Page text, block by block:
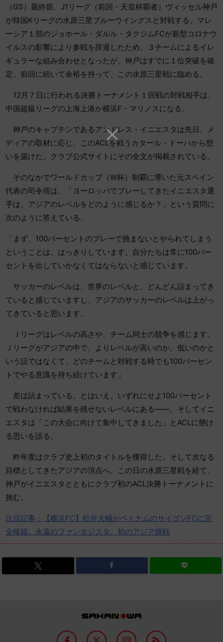
（GS）最終節、J1リーグ（前回・天皇杯覇者）ヴィッセル神戸
が韓国Kリーグの水原三星ブルーウイングスと対戦する。マレ
ーシア１部のジョホール・ダルル・タクジムFCが新型コロナウ
イルスの影響により参戦を辞退したため、３チームによるイレ
ギュラーな組み合わせとなったが、神戸はすでに１位突破を確
定。前回に続いて余裕を持って、この水原三星戦に臨める。
12月７日に行われる決勝トーナメント１回戦の対戦相手は、
中国超級リーグの上海上港か横浜F・マリノスになる。
神戸のキャプテンであるアンドレス・イニエスタは先日、メ
ディアの取材に応じ、このACLを戦うカタール・ドーハから想
いを届けた。クラブ公式サイトにその全文が掲載されている。
そのなかでワールドカップ（W杯）制覇に導いた元スペイン
代表の司令塔は、「ヨーロッパでプレーしてきたイニエスタ選
手は、アジアのレベルをどのように感じるか？」という質問に
次のように答えている。
「まず、100パーセントのプレーで挑まないとやられてしまう
ということは、はっきりしています。自分たちは常に100パー
セントを出していかなくてはならないと感じています。
サッカーのレベルは、世界のレベルと、どんどん詰まってき
ていると感じていますし、アジアのサッカーのレベルは上がっ
てきていると思います。
Ｊリーグはレベルの高さや、チーム同士の競争を感じます。
Ｊリーグがアジアの中で、よりレベルが高いのか、低いのかと
いう話ではなくて、どのチームと対戦する時でも100パーセン
トでやる意識を持ち続けています」
差は詰まっている。とはいえ、いずれにせよ100パーセント
で戦わなければ結果を残せないレベルにある――。そしてイニ
エスタは「この大会に向けて集中してきました」とACLに懸け
る思いを語る。
昨年度はクラブ史上初のタイトルを獲得した。そして次なる
目標としてきたアジアの頂点へ。この日の水原三星戦を経て、
神戸がイニエスタとともにクラブ初のACL決勝トーナメントに
挑む。
注目記事：【横浜FC】松井大輔がベトナムのサイゴンFCに完
全移籍。永遠のファンタジスタ、初のアジア挑戦